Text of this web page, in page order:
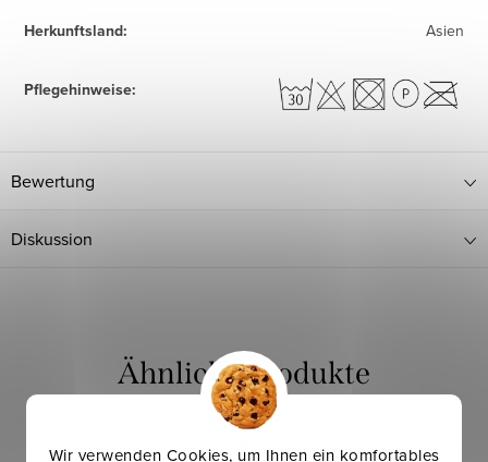
Wir verwenden Cookies, um Ihnen ein komfortables
Herkunftsland: Asien
Pflegehinweise:
Bewertung
Diskussion